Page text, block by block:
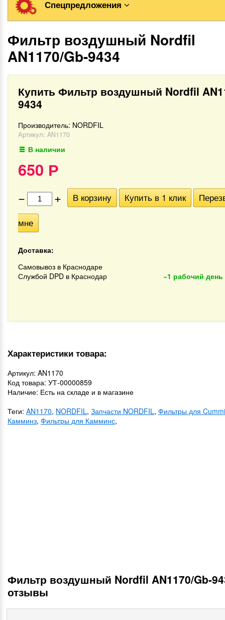
Спецпредложения
Фильтр воздушный Nordfil
AN1170/Gb-9434
Купить Фильтр воздушный Nordfil
9434
Производитель: NORDFIL
Артикул: AN1170
В наличии
650 Р
−
+ В корзину Купить в 1 клик
мне
Доставка:
Самовывоз в Краснодаре
Службой DPD в Краснодар
~1 рабочий день
Характеристики товара:
Артикул: AN1170
Код товара: УТ-00000859
Наличие: Есть на складе и в магазине
Теги: AN1170, NORDFIL, Запчасти NORDFIL, Фильтры для
Камминз, Фильтры для Камминс,
Фильтр воздушный Nordfil AN1170/Gb-
отзывы